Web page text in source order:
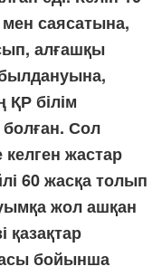
саясатына,
алғашқы
ҚР білім
болған. Сол
келген жастар
60 жасқа толып
жол ашқан
қазақтар
бойынша